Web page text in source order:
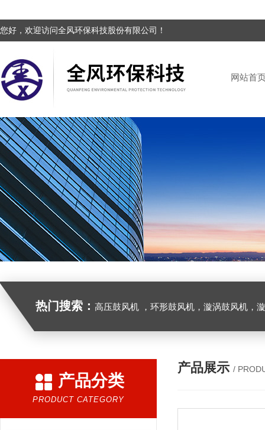
您好，欢迎访问全风环保科技股份有限公司！
网站首
热门搜索： 高压鼓风机 ，环形鼓风机，漩涡鼓风机，漩涡气泵，透浦式中压鼓风机，防爆风机，工业吸尘器，
产品分类
PRODUCT CATEGORY
产品展示 /